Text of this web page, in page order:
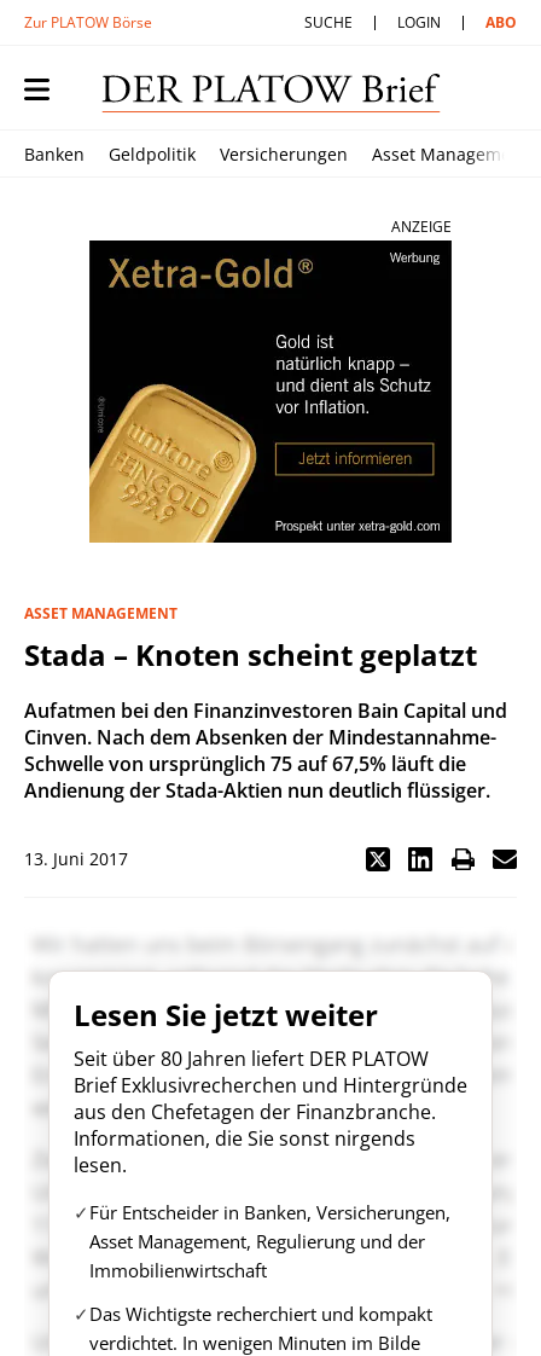
Zur PLATOW Börse SUCHE LOGIN ABO
Banken Geldpolitik Versicherungen Asset Management
ANZEIGE
ASSET MANAGEMENT
Stada – Knoten scheint geplatzt
Aufatmen bei den Finanzinvestoren Bain Capital und
Cinven. Nach dem Absenken der Mindestannahme-
Schwelle von ursprünglich 75 auf 67,5% läuft die
Andienung der Stada-Aktien nun deutlich flüssiger.
13. Juni 2017
Lesen Sie jetzt weiter
Seit über 80 Jahren liefert DER PLATOW
Brief Exklusivrecherchen und Hintergründe
aus den Chefetagen der Finanzbranche.
Informationen, die Sie sonst nirgends
lesen.
Für Entscheider in Banken, Versicherungen,
Asset Management, Regulierung und der
Immobilienwirtschaft
Das Wichtigste recherchiert und kompakt
verdichtet. In wenigen Minuten im Bilde